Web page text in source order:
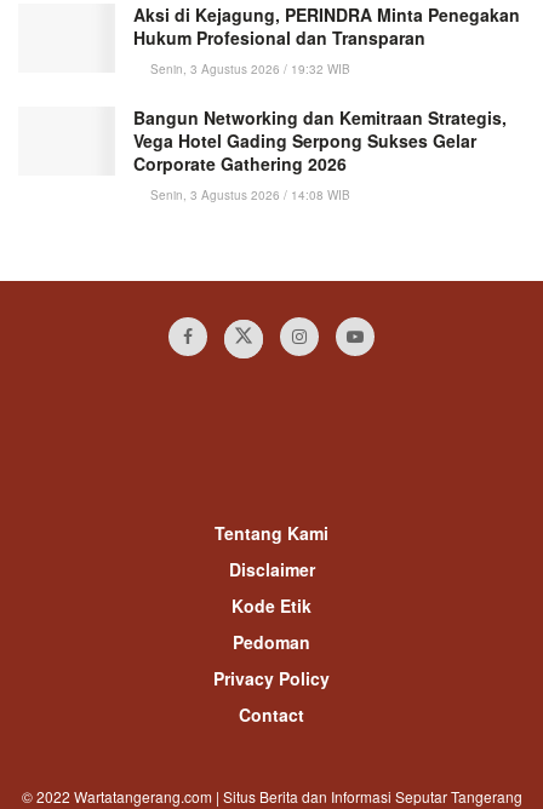
Aksi di Kejagung, PERINDRA Minta Penegakan
Hukum Profesional dan Transparan
Senin, 3 Agustus 2026 / 19:32 WIB
Bangun Networking dan Kemitraan Strategis,
Vega Hotel Gading Serpong Sukses Gelar
Corporate Gathering 2026
Senin, 3 Agustus 2026 / 14:08 WIB
Tentang Kami
Disclaimer
Kode Etik
Pedoman
Privacy Policy
Contact
© 2022 Wartatangerang.com | Situs Berita dan Informasi Seputar Tangerang